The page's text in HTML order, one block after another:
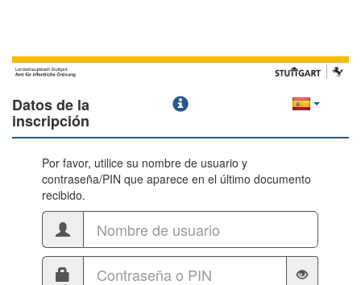
Datos de la
inscripción
Por favor, utilice su nombre de usuario y
contraseña/PIN que aparece en el último documento
recibido.